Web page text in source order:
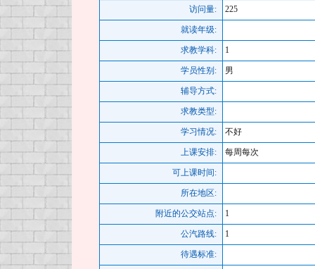
访问量: 225
就读年级:
求教学科: 1
学员性别: 男
辅导方式:
求教类型:
学习情况: 不好
上课安排: 每周每次
可上课时间:
所在地区:
附近的公交站点: 1
公汽路线: 1
待遇标准: